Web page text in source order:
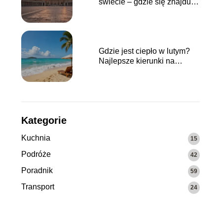
Gdzie jest ciepło w lutym?
Najlepsze kierunki na
Kategorie
Kuchnia 15
Podróże 42
Poradnik 59
Transport 24